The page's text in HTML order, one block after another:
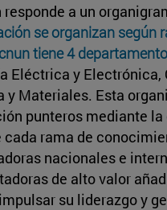
a un
se organizan según
tiene 4
Eléctrica y Electrónica,
Materiales. Esta
punteros mediante la
rama de
nacionales e
de alto valor
su liderazgo y